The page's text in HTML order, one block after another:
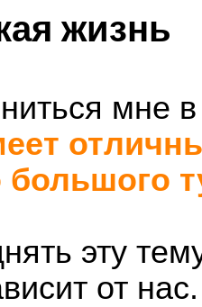
жизнь
мне
большого
эту
от нас.